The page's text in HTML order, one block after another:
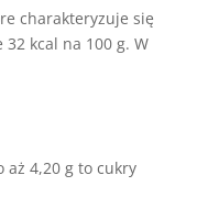
charakteryzuje się
kcal na 100 g. W
aż 4,20 g to cukry